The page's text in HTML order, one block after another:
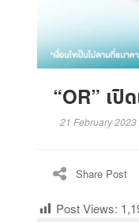
“OR” เปิ
21 February 2023
Share Post
Post Views: